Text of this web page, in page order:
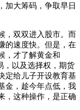
加大筹码，争取早日
双双进入股市。而
的速度快。但是，在
，才了解黄金和
，以及选择权，期货
定给儿子开设教育基
金，趁今年点低，我
，这种操作，是正确